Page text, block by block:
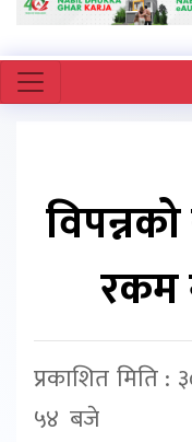
रकम
प्रकाशित मिति
५४ बजे